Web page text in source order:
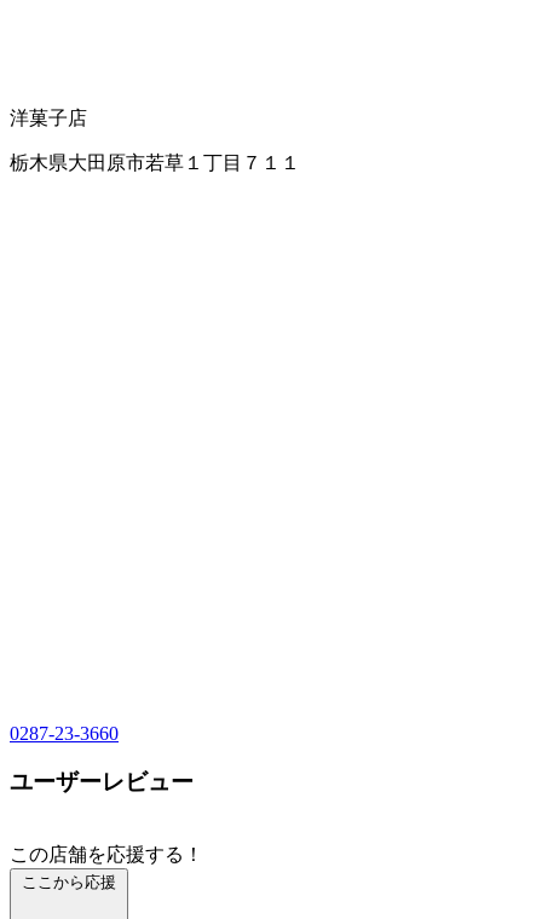
洋菓子店
栃木県大田原市若草１丁目７１１
0287-23-3660
ユーザーレビュー
この店舗を応援する！
ここから応援